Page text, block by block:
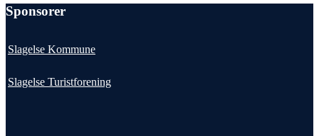
Sponsorer
Slagelse Kommune
Slagelse Turistforening